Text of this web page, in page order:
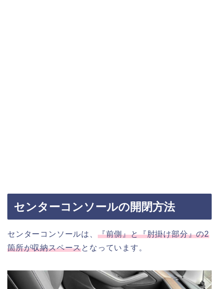
センターコンソールの開閉方法
センターコンソールは、 『前側』と『肘掛け部分』の2
箇所が収納スペースとなっています。